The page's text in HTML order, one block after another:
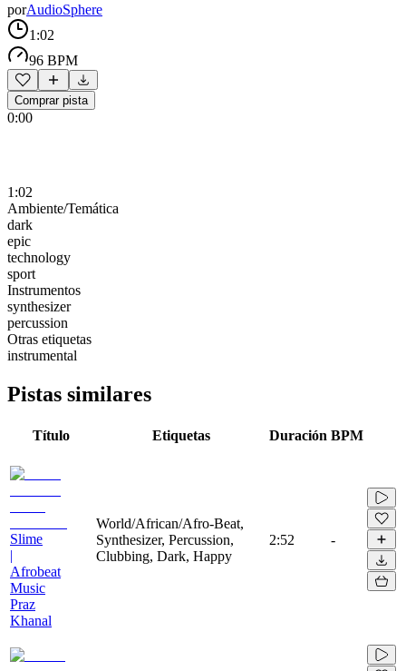
porAudioSphere
1:02
96 BPM
Comprar pista
0:00
1:02
Ambiente/Temática
dark
epic
technology
sport
Instrumentos
synthesizer
percussion
Otras etiquetas
instrumental
Pistas similares
Título Etiquetas Duración BPM
Slime
|
Afrobeat
Music
Praz
Khanal
World/African/Afro-Beat,
Synthesizer, Percussion,
Clubbing, Dark, Happy
2:52 -